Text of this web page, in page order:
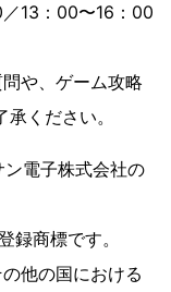
13：00〜16：00
や、ゲーム攻略
ください。
電子株式会社の
録商標です。
他の国における